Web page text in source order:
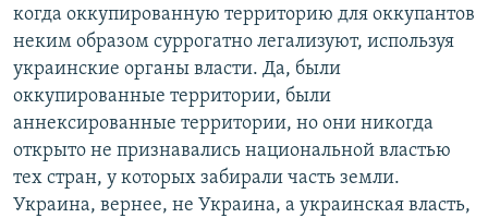
когда оккупированную территорию для оккупантов
неким образом суррогатно легализуют, используя
украинские органы власти. Да, были
оккупированные территории, были
аннексированные территории, но они никогда
открыто не признавались национальной властью
тех стран, у которых забирали часть земли.
Украина, вернее, не Украина, а украинская власть,